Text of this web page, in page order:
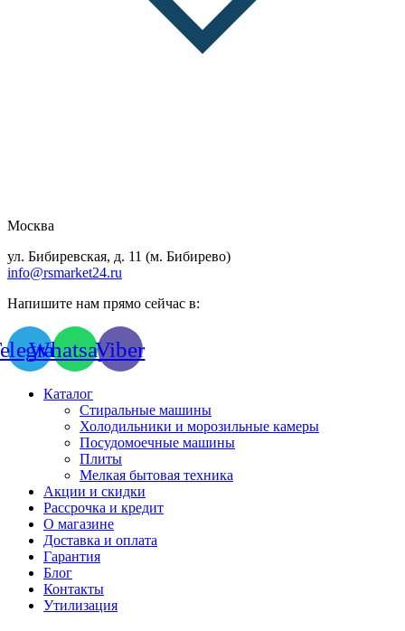
Москва
ул. Бибиревская, д. 11 (м. Бибирево)
info@rsmarket24.ru
Напишите нам прямо сейчас в:
WhatsappViber
Каталог
Стиральные машины
Холодильники и морозильные камеры
Посудомоечные машины
Плиты
Мелкая бытовая техника
Акции и скидки
Рассрочка и кредит
О магазине
Доставка и оплата
Гарантия
Блог
Контакты
Утилизация